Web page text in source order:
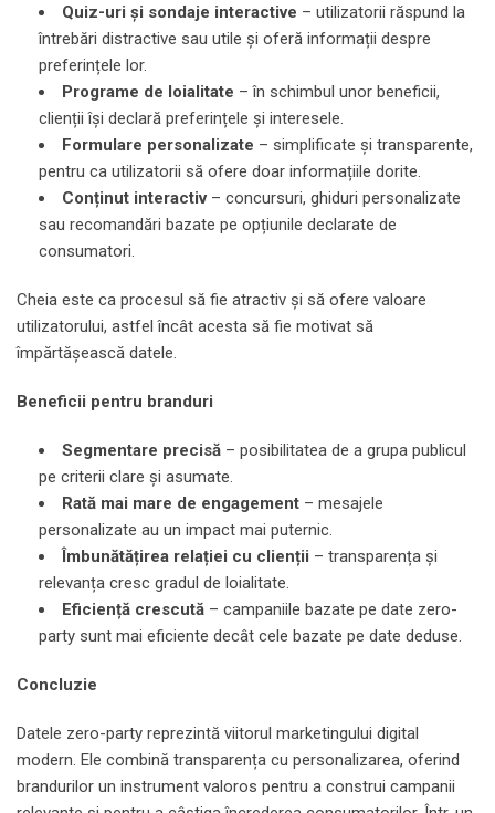
Quiz-uri și sondaje interactive – utilizatorii răspund la
întrebări distractive sau utile și oferă informații despre
preferințele lor.
Programe de loialitate – în schimbul unor beneficii,
clienții își declară preferințele și interesele.
Formulare personalizate – simplificate și transparente,
pentru ca utilizatorii să ofere doar informațiile dorite.
Conținut interactiv– concursuri, ghiduri personalizate
sau recomandări bazate pe opțiunile declarate de
consumatori.
Cheia este ca procesul să fie atractiv și să ofere valoare
utilizatorului, astfel încât acesta să fie motivat să
împărtășească datele.
Beneficii pentru branduri
Segmentare precisă – posibilitatea de a grupa publicul
pe criterii clare și asumate.
Rată mai mare de engagement – mesajele
personalizate au un impact mai puternic.
Îmbunătățirea relației cu clienții – transparența și
relevanța cresc gradul de loialitate.
Eficiență crescută – campaniile bazate pe date zero-
party sunt mai eficiente decât cele bazate pe date deduse.
Concluzie
Datele zero-party reprezintă viitorul marketingului digital
modern. Ele combină transparența cu personalizarea, oferind
brandurilor un instrument valoros pentru a construi campanii